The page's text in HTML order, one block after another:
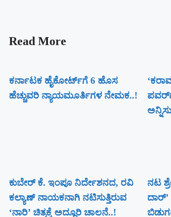
Read More
ಕರ್ನಾಟಕ ಹೈಕೋರ್ಟ್‌ಗೆ 6 ಹೊಸ
ಹೆಚ್ಚುವರಿ ನ್ಯಾಯಮೂರ್ತಿಗಳ ನೇಮಕ..!
ಕುಬೇರ್ ಕೆ. ಇಂಪೂ ನಿರ್ದೇಶನದ, ರವಿ
ಕಲ್ಯಾಣ್‍ ನಾಯಕನಾಗಿ ನಟಿಸುತ್ತಿರುವ
‘ನಾರಿ’ ಚಿತ್ರಕ್ಕೆ ಅದ್ದೂರಿ ಚಾಲನೆ..!
ನಟ